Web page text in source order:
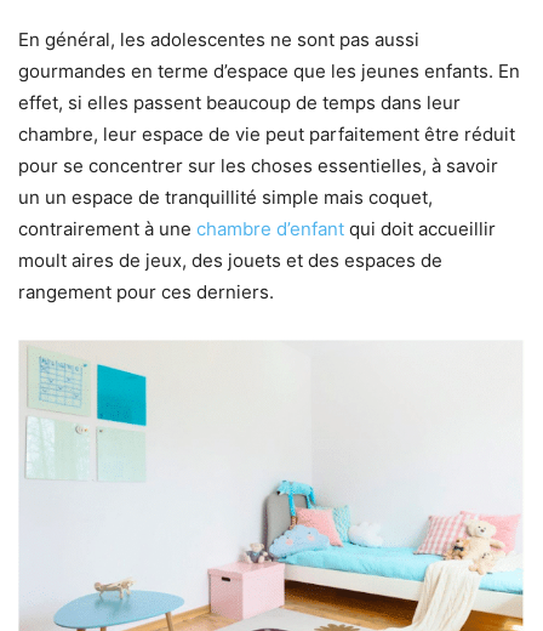
En général, les adolescentes ne sont pas aussi
gourmandes en terme d’espace que les jeunes enfants. En
effet, si elles passent beaucoup de temps dans leur
chambre, leur espace de vie peut parfaitement être réduit
pour se concentrer sur les choses essentielles, à savoir
un un espace de tranquillité simple mais coquet,
contrairement à une chambre d’enfant qui doit accueillir
moult aires de jeux, des jouets et des espaces de
rangement pour ces derniers.